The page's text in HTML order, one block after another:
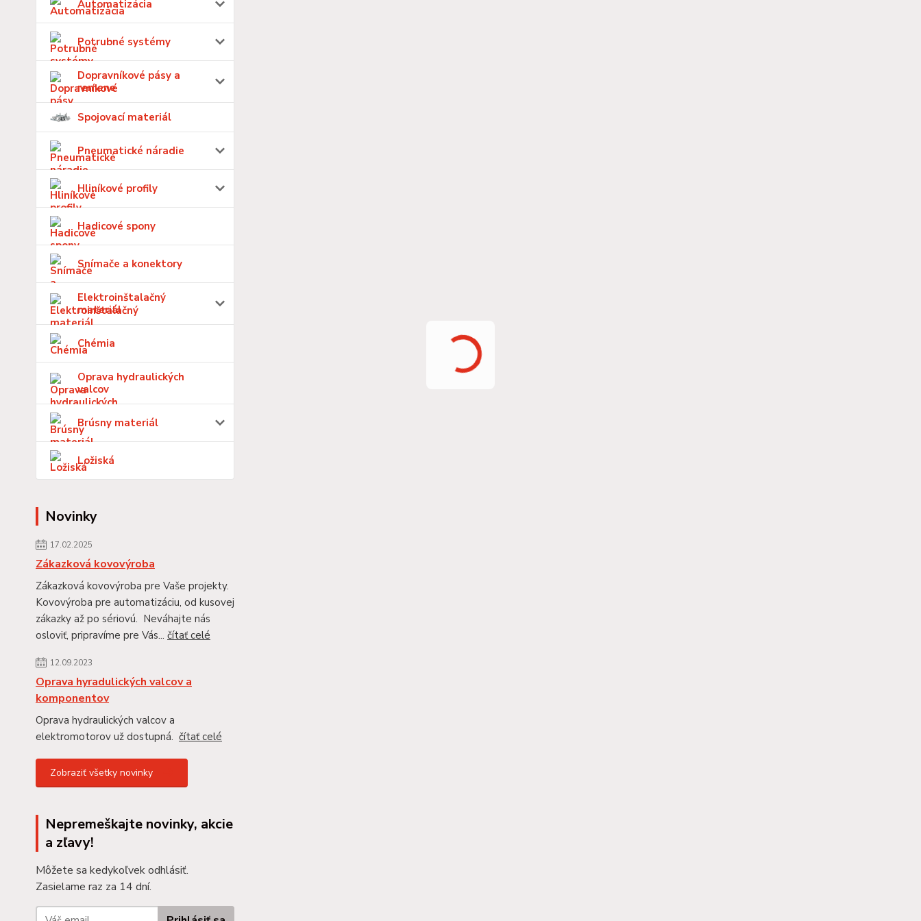
Automatizácia
Potrubné systémy
Dopravníkové pásy a
remene
Spojovací materiál
Pneumatické náradie
Hliníkové profily
Hadicové spony
Snímače a konektory
Elektroinštalačný
materiál
Chémia
Oprava hydraulických
valcov
Brúsny materiál
Ložiská
Novinky
17.02.2025
Zákazková kovovýroba
Zákazková kovovýroba pre Vaše projekty.
Kovovýroba pre automatizáciu, od kusovej
zákazky až po sériovú. Neváhajte nás
osloviť, pripravíme pre Vás... čítať celé
12.09.2023
Oprava hyradulických valcov a
komponentov
Oprava hydraulických valcov a
elektromotorov už dostupná. čítať celé
Zobraziť všetky novinky
Nepremeškajte novinky, akcie
a zľavy!
Môžete sa kedykoľvek odhlásiť.
Zasielame raz za 14 dní.